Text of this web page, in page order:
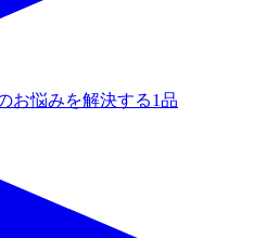
お悩みを解決する1品